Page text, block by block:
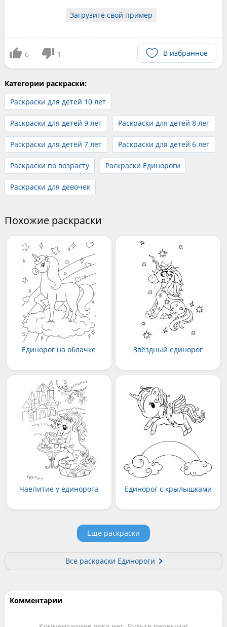
Загрузите свой пример
6 1 В избранное
Категории раскраски:
Раскраски для детей 10 лет
Раскраски для детей 9 лет Раскраски для детей 8 лет
Раскраски для детей 7 лет Раскраски для детей 6 лет
Раскраски по возрасту Раскраски Единороги
Раскраски для девочек
Похожие раскраски
Единорог на облачке Звёздный единорог
Чаепитие у единорога Единорог с крылышками
Еще раскраски
Все раскраски Единороги
Комментарии